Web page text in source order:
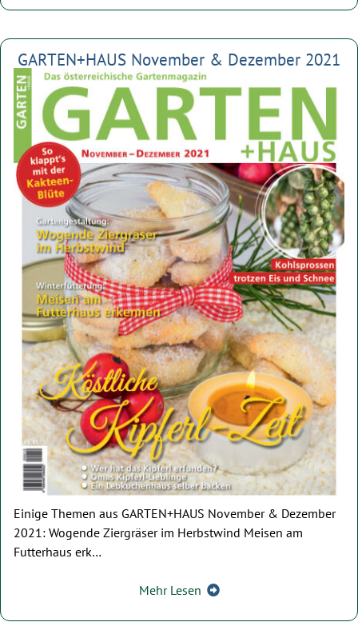
GARTEN+HAUS November & Dezember 2021
Einige Themen aus GARTEN+HAUS November & Dezember
2021: Wogende Ziergräser im Herbstwind Meisen am
Futterhaus erk…
Mehr Lesen